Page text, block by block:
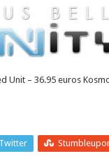
Unit – 36.95 euros
Twitter